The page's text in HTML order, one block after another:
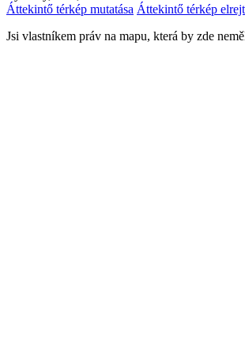
Áttekintő térkép mutatása Áttekintő térkép
Jsi vlastníkem práv na mapu, která by zde